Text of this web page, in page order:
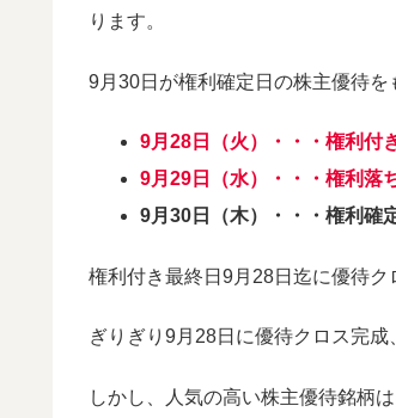
ります。
9月30日が権利確定日の株主優待を
9月28日（火）・・・権利付
9月29日（水）・・・権利落
9月30日（木）・・・権利確
権利付き最終日9月28日迄に優待ク
ぎりぎり9月28日に優待クロス完
しかし、人気の高い株主優待銘柄